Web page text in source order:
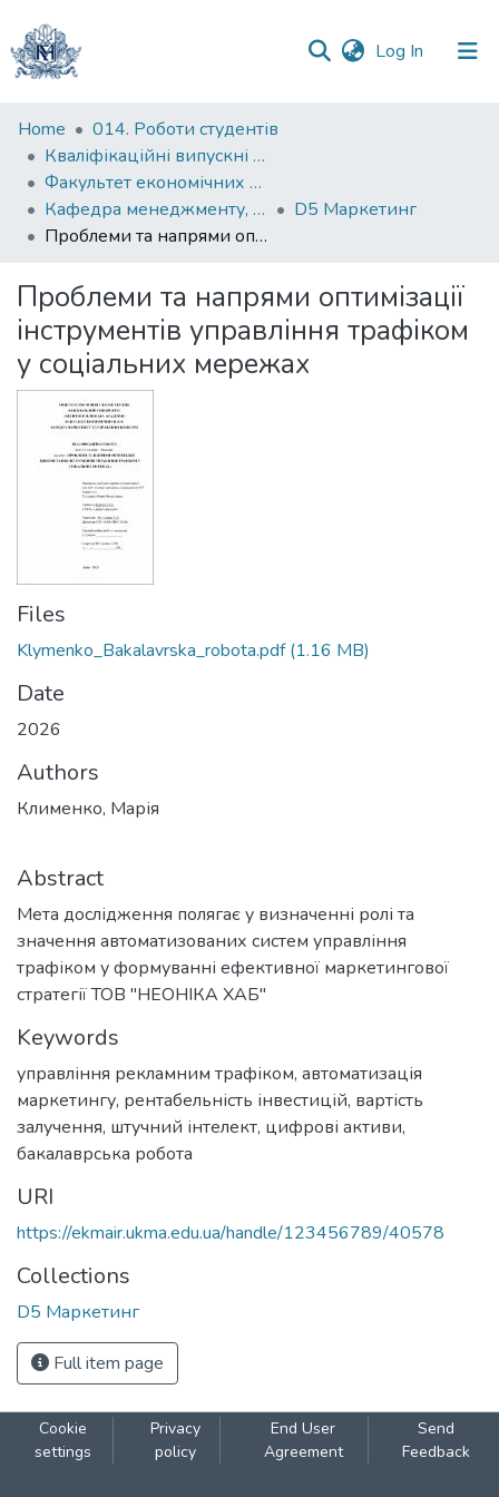
Log In (current)
Communities
&
Collections
All of DSpace
Statistics
Home
014. Роботи студентів
Кваліфікаційні випускні роботи здобувачів вищої освіти бакалаврських програм
Факультет економічних наук
Кафедра менеджменту, маркетингу та підприємництва
D5 Маркетинг
Проблеми та напрями оптимізації інструментів управління трафіком у соціальних мережах
Проблеми та напрями оптимізації
інструментів управління трафіком
у соціальних мережах
Files
Klymenko_Bakalavrska_robota.pdf(1.16 MB)
Date
2026
Authors
Клименко, Марія
Abstract
Мета дослідження полягає у визначенні ролі та
значення автоматизованих систем управління
трафіком у формуванні ефективної маркетингової
стратегії ТОВ "НЕОНІКА ХАБ"
Keywords
управління рекламним трафіком, автоматизація
маркетингу, рентабельність інвестицій, вартість
залучення, штучний інтелект, цифрові активи,
бакалаврська робота
URI
https://ekmair.ukma.edu.ua/handle/123456789/40578
Collections
D5 Маркетинг
Full item page
Cookie
settings
Privacy
policy
End User
Agreement
Send
Feedback